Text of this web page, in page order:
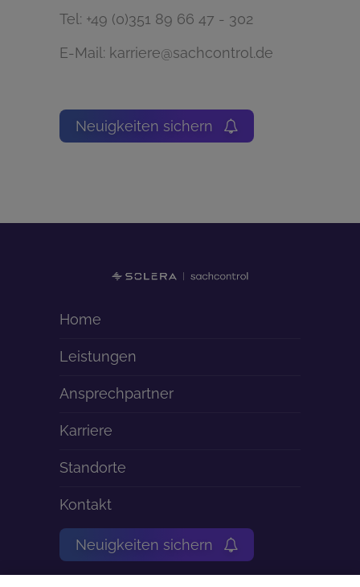
Tel: +49 (0)351 89 66 47 - 302
E-Mail: karriere@sachcontrol.de
Neuigkeiten sichern
Home
Leistungen
Ansprechpartner
Karriere
Standorte
Kontakt
Neuigkeiten sichern